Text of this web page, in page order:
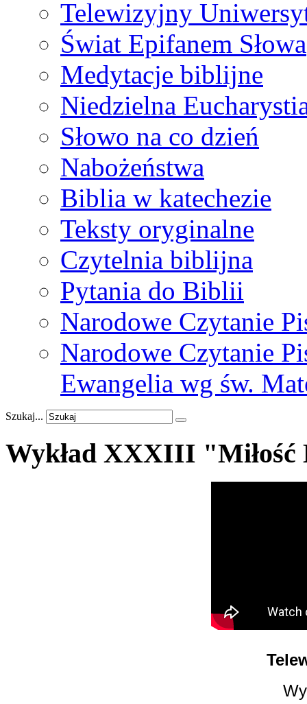
Telewizyjny
Świat Epifanem Słowa
Medytacje biblijne
Niedzielna
Słowo na co dzień
Nabożeństwa
Biblia w katechezie
Teksty oryginalne
Czytelnia biblijna
Pytania do Biblii
Narodowe Czytanie
Narodowe Czytanie
Ewangelia wg św.
Szukaj...
Wykład XXXIII "Miłość